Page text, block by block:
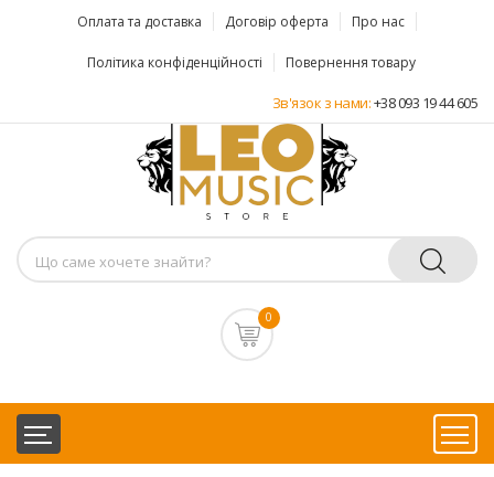
Оплата та доставка Договір оферта Про нас
Політика конфіденційності Повернення товару
Зв'язок з нами:+38 093 19 44 605
0